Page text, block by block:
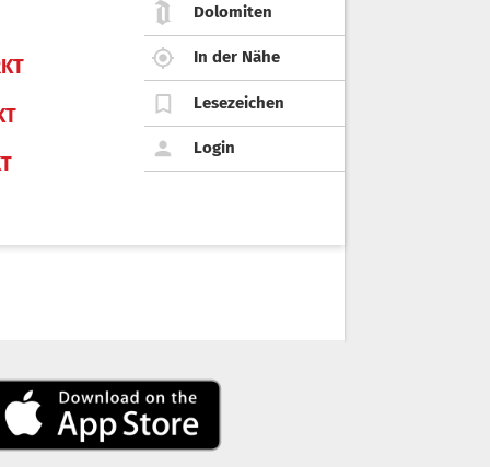
Dolomiten
In der Nähe
Lesezeichen
Login